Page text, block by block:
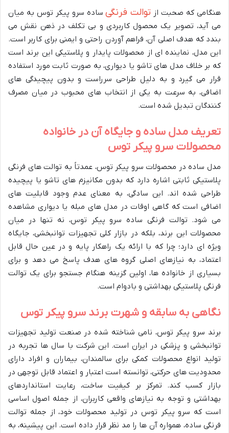
هنگامی که صحبت از توالت فرنگیساده سرو پیکر توس به میان
می آید، تصویر یک محصول کاربردی و بی تکلف در ذهن نقش می
بندد که هدف اصلی آن، فراهم آوردن راحتی و ایمنی برای کاربر است.
این مدل، نماینده ای از محصولات پایدار و پلاستیکی این برند است
که بر خلاف مدل های تاشو یا دیواری، به صورت ثابت مورد استفاده
قرار می گیرد و به دلیل طراحی سرراست و بدون پیچیدگی های
اضافی، به سرعت به یکی از انتخاب های محبوب در میان مصرف
کنندگان تبدیل شده است.
تعریف مدل ساده و جایگاه آن در خانواده
محصولات سرو پیکر توس
مدل ساده در محصولات سرو پیکر توس، عمدتاً به توالت های فرنگی
پلاستیکی ثابتی اشاره دارد که بدون مکانیزم های تاشو یا پیچیده
طراحی شده اند. این سادگی، به معنای عدم وجود قابلیت های
اضافی است که گاهی اوقات در مدل های مبله یا دیواری مشاهده
می شود. توالت فرنگی ساده سرو پیکر توس، نه تنها در میان
محصولات این برند، بلکه در بازار کلی تجهیزات توانبخشی، جایگاه
ویژه ای دارد؛ چرا که با ارائه یک راهکار پایه و در عین حال قابل
اعتماد، به نیازهای اصلی گروه های هدف پاسخ می دهد و برای
بسیاری از خانواده ها، اولین گزینه هنگام جستجو برای یک توالت
فرنگی پلاستیکی بهداشتی و بادوام است.
نگاهی به سابقه و شهرت برند سرو پیکر توس
برند سرو پیکر توس، نامی شناخته شده در صنعت تولید تجهیزات
توانبخشی و پزشکی در ایران است. این شرکت با سال ها تجربه در
تولید انواع محصولات کمکی برای سالمندان، بیماران و افراد دارای
محدودیت های حرکتی، توانسته است اعتبار و اعتماد قابل توجهی در
بازار کسب کند. تمرکز بر کیفیت ساخت، رعایت استانداردهای
بهداشتی و توجه به نیازهای واقعی کاربران، از جمله اصول اساسی
است که سرو پیکر توس در تولید محصولات خود، از جمله توالت
فرنگی ساده، همواره آن ها را مد نظر قرار داده است. این پیشینه، به